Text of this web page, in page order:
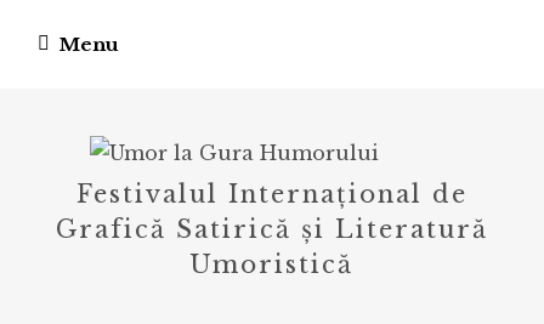
Menu
Festivalul Internațional de
Grafică Satirică și Literatură
Umoristică